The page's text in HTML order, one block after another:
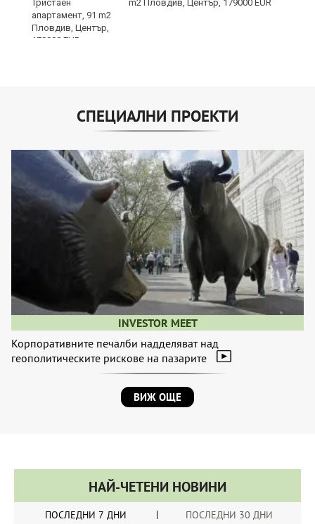
m2 Пловдив, Център, 179000 EUR
СПЕЦИАЛНИ ПРОЕКТИ
INVESTOR MEET
Корпоративните печалби надделяват над
геополитическите рискове на пазарите
ВИЖ ОЩЕ
НАЙ-ЧЕТЕНИ НОВИНИ
ПОСЛЕДНИ 7 ДНИ ПОСЛЕДНИ 30 ДНИ